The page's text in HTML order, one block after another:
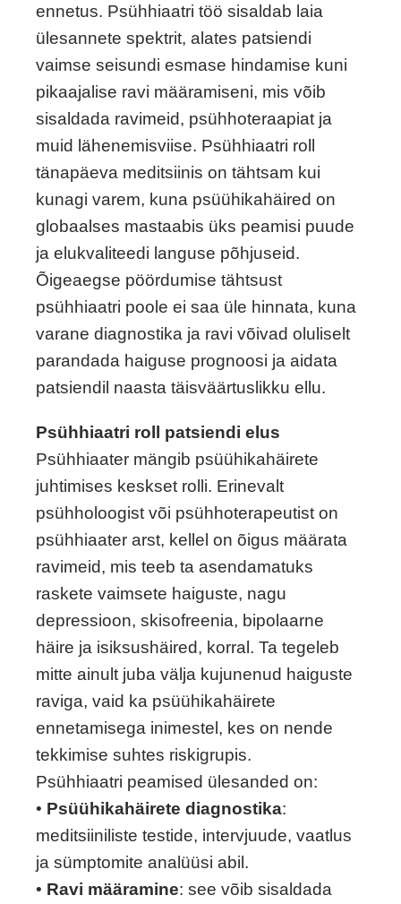
ennetus. Psühhiaatri töö sisaldab laia
ülesannete spektrit, alates patsiendi
vaimse seisundi esmase hindamise kuni
pikaajalise ravi määramiseni, mis võib
sisaldada ravimeid, psühhoteraapiat ja
muid lähenemisviise. Psühhiaatri roll
tänapäeva meditsiinis on tähtsam kui
kunagi varem, kuna psüühikahäired on
globaalses mastaabis üks peamisi puude
ja elukvaliteedi languse põhjuseid.
Õigeaegse pöördumise tähtsust
psühhiaatri poole ei saa üle hinnata, kuna
varane diagnostika ja ravi võivad oluliselt
parandada haiguse prognoosi ja aidata
patsiendil naasta täisväärtuslikku ellu.
Psühhiaatri roll patsiendi elus
Psühhiaater mängib psüühikahäirete
juhtimises keskset rolli. Erinevalt
psühholoogist või psühhoterapeutist on
psühhiaater arst, kellel on õigus määrata
ravimeid, mis teeb ta asendamatuks
raskete vaimsete haiguste, nagu
depressioon, skisofreenia, bipolaarne
häire ja isiksushäired, korral. Ta tegeleb
mitte ainult juba välja kujunenud haiguste
raviga, vaid ka psüühikahäirete
ennetamisega inimestel, kes on nende
tekkimise suhtes riskigrupis.
Psühhiaatri peamised ülesanded on:
• Psüühikahäirete diagnostika:
meditsiiniliste testide, intervjuude, vaatlus
ja sümptomite analüüsi abil.
• Ravi määramine: see võib sisaldada